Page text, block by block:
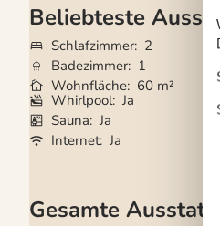
Beliebteste
Schlafzimmer 2
Badezimmer 1
Wohnfläche 60 m²
Whirlpool Ja
Sauna Ja
Internet Ja
Gesamte